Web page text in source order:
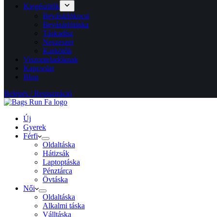
Kiegészítők
Bevásárlókocsi
Bevásárlótáska
Táskadísz
Neszeszer
Karkötők
Viszonteladóknak
Kapcsolat
Blog
Belépés / Regisztráció
Új
Gyerek
Férfi
Oldaltáska
Hátizsák
Laptoptáska
Pénztárca
Övtáska
Női
Oldaltáska
Alkalmi táska
Válltáska